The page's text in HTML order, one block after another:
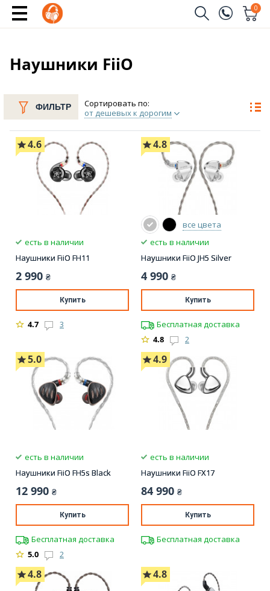
0
Телефон
Отправить
Наушники FiiO
ФИЛЬТР
Сортировать по:
от дешевых к дорогим
4.6
есть в наличии
Наушники FiiO FH11
2 990 ₴
Купить
4.7 3
4.8
все цвета
есть в наличии
Наушники FiiO JH5 Silver
4 990 ₴
Купить
Бесплатная доставка
4.8
2
5.0
есть в наличии
Наушники FiiO FH5s Black
12 990 ₴
Купить
Бесплатная доставка
5.0
2
4.9
есть в наличии
Наушники FiiO FX17
84 990 ₴
Купить
Бесплатная доставка
4.8 4.8